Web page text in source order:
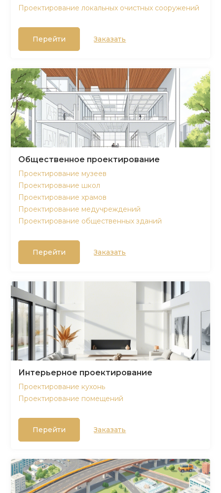
Проектирование локальных очистных сооружений
Перейти Заказать
Общественное проектирование
Проектирование музеев
Проектирование школ
Проектирование храмов
Проектирование медучреждений
Проектирование общественных зданий
Перейти Заказать
Интерьерное проектирование
Проектирование кухонь
Проектирование помещений
Перейти Заказать